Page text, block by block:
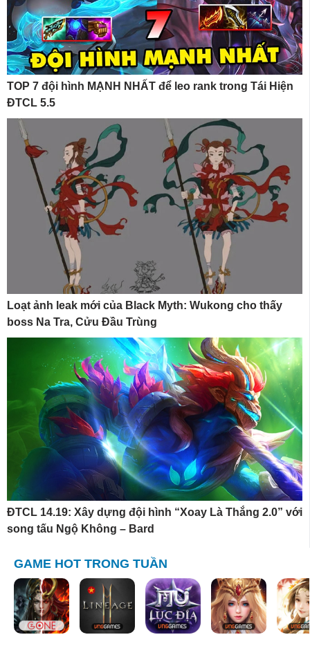
TOP 7 đội hình MẠNH NHẤT để leo rank trong Tái Hiện
ĐTCL 5.5
Loạt ảnh leak mới của Black Myth: Wukong cho thấy
boss Na Tra, Cửu Đầu Trùng
ĐTCL 14.19: Xây dựng đội hình “Xoay Là Thắng 2.0” với
song tấu Ngộ Không – Bard
GAME HOT TRONG TUẦN